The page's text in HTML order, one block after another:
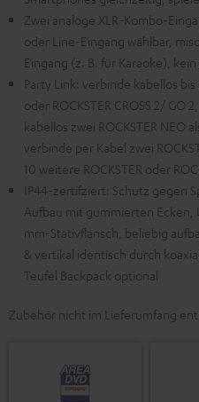
Zwei analoge XLR-Kombo-
oder Line-Eingang wählbar,
Eingang (z. B. für Karaoke),
Party Link: verbinde kabellos bis
oder ROCKSTER CROSS 2/ GO
kabellos zwei ROCKSTER NEO
verbinde per Kabel zwei
10 weitere ROCKSTER oder
IP44-zertifziert: Schutz gegen
Aufbau mit gummierten Ecken,
mm-Stativflansch, beliebig
& vertikal identisch durch
Teufel Backpack optional
Zubehör nicht im Lieferumfang